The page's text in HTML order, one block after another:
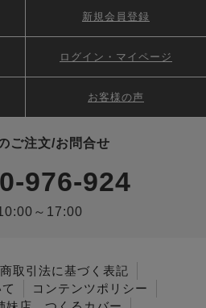
ご注文/お問合せ
976-924
～17:00
新規会員登録
ログイン・マイページ
お客様の声
取引法に基づく表記
コンテンツポリシー